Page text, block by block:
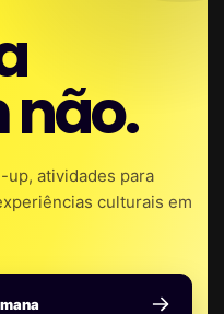
up, atividades para
culturais em